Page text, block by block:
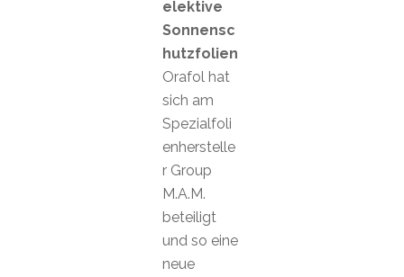
elektive
Sonnensc
hutzfolien
Orafol hat
sich am
Spezialfoli
enherstelle
r Group
M.A.M.
beteiligt
und so eine
neue